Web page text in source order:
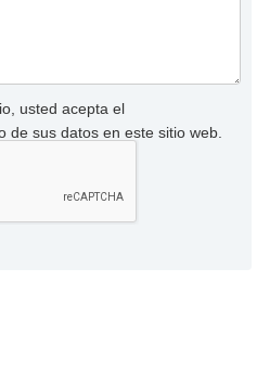
usted acepta el
de sus datos en este sitio web.